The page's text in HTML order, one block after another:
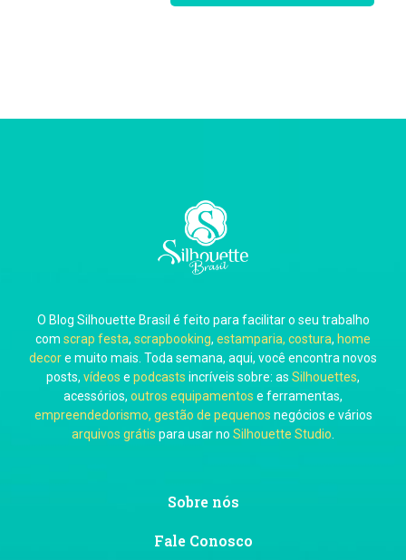
O Blog Silhouette Brasil é feito para facilitar o seu trabalho
com scrap festa, scrapbooking, estamparia, costura, home
decore muito mais. Toda semana, aqui, você encontra novos
posts, vídeos e podcasts incríveis sobre: as Silhouettes,
acessórios, outros equipamentos e ferramentas,
empreendedorismo, gestão de pequenos negócios e vários
arquivos grátis para usar no Silhouette Studio.
Sobre nós
Fale Conosco